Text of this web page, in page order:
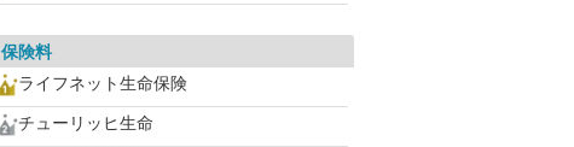
保険料
ライフネット生命保険
チューリッヒ生命